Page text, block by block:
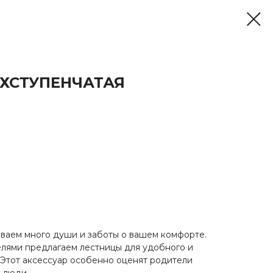
много души и заботы о вашем комфорте.
предлагаем лестницы для удобного и
аксессуар особенно оценят родители